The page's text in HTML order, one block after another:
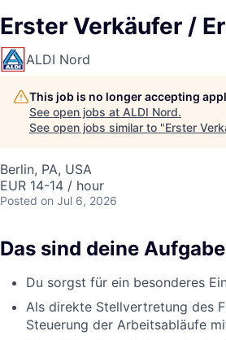
Erster Verkäufer /
ALDI Nord
This job is no longer accepting
See open jobs at ALDI Nord.
See open jobs similar to "Erster
Berlin, PA, USA
EUR 14-14 / hour
Posted on Jul 6, 2026
Das sind deine
Du sorgst für ein besonderes
Als direkte Stellvertretung des
Steuerung der Arbeitsabläufe